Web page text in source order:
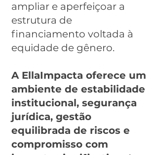
ampliar e aperfeiçoar a
estrutura de
financiamento voltada à
equidade de gênero.
A EllaImpacta oferece um
ambiente de estabilidade
institucional, segurança
jurídica, gestão
equilibrada de riscos e
compromisso com